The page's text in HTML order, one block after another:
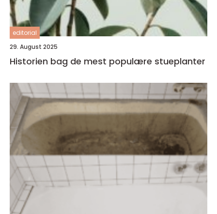
editorial
29. August 2025
Historien bag de mest populære stueplanter